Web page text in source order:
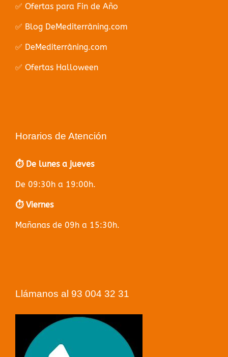
✅ Ofertas para Fin de Año
✅ Blog DeMediterràning.com
✅ DeMediterràning.com
✅ Ofertas Halloween
Horarios de Atención
⏱️ De lunes a jueves
De 09:30h a 19:00h.
⏱️ Viernes
Mañanas de 09h a 15:30h.
Llámanos al 93 004 32 31